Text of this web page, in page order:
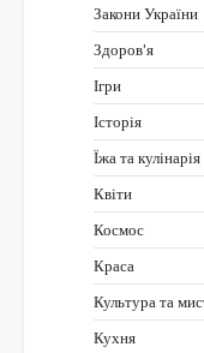
Закони України
Здоров'я
Ігри
Історія
Їжа та кулінарія
Квіти
Космос
Краса
Культура та
Кухня